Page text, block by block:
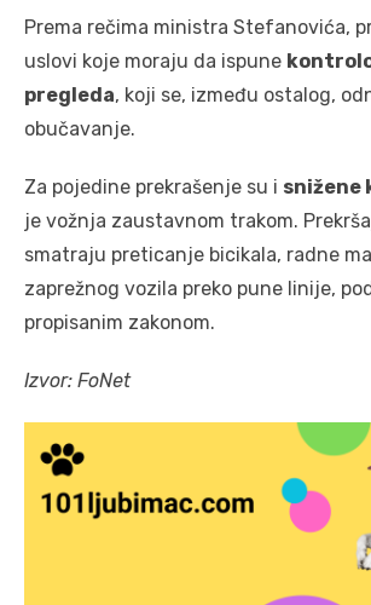
Prema rečima ministra Stefanovića,
uslovi koje moraju da ispune
pregleda, koji se, između ostalog,
obučavanje.
Za pojedine prekrašenje su i snižene
je vožnja zaustavnom trakom.
smatraju preticanje bicikala, radne
zaprežnog vozila preko pune linije,
propisanim zakonom.
Izvor: FoNet